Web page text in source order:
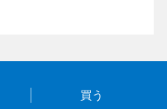
買う